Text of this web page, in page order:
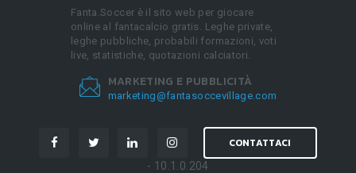
Fanta.Soccer è il sito web per giocare
online al fantacalcio gratis. Leghe private,
leghe pubbliche, probabili formazioni, voti
live, statistiche, quotazioni calciatori.
MARKETING E PUBBLICITÀ
marketing@fantasoccevillage.com
CONTATTACI
- 10.1.0.204